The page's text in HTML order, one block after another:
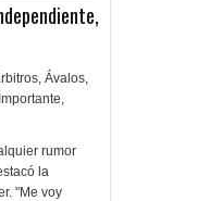
, Ávalos,
Importante,
rumor
la
"Me voy